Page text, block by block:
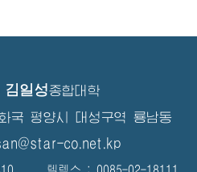
김일성종합대학
국 평양시 대성구역 룡남동
co.net.kp